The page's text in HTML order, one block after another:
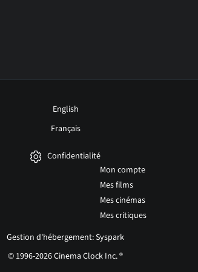
English
Français
Confidentialité
Mon compte
Mes films
Mes cinémas
Mes critiques
Gestion d'hébergement: Syspark
© 1996-2026 Cinema Clock Inc. ®